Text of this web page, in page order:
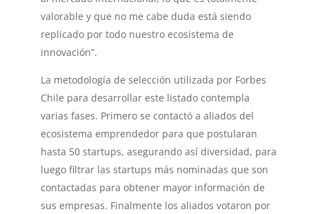
valorable y que no me cabe duda está siendo
replicado por todo nuestro ecosistema de
innovación”.
La metodología de selección utilizada por Forbes
Chile para desarrollar este listado contempla
varias fases. Primero se contactó a aliados del
ecosistema emprendedor para que postularan
hasta 50 startups, asegurando así diversidad, para
luego filtrar las startups más nominadas que son
contactadas para obtener mayor información de
sus empresas. Finalmente los aliados votaron por